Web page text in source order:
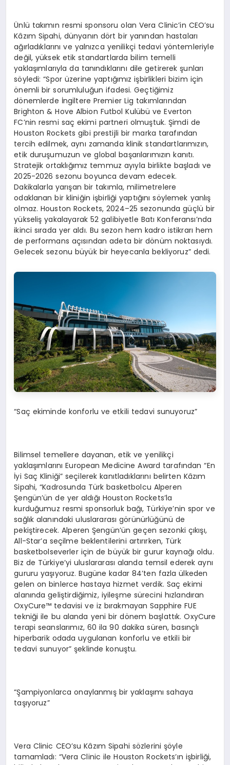
Ünlü takımın resmi sponsoru olan Vera Clinic’in CEO’su
Kâzım Sipahi, dünyanın dört bir yanından hastaları
ağırladıklarını ve yalnızca yenilikçi tedavi yöntemleriyle
değil, yüksek etik standartlarda bilim temelli
yaklaşımlarıyla da tanındıklarını dile getirerek şunları
söyledi: “Spor üzerine yaptığımız işbirlikleri bizim için
önemli bir sorumluluğun ifadesi. Geçtiğimiz
dönemlerde İngiltere Premier Lig takımlarından
Brighton & Hove Albion Futbol Kulübü ve Everton
FC’nin resmi saç ekimi partneri olmuştuk. Şimdi de
Houston Rockets gibi prestijli bir marka tarafından
tercih edilmek, aynı zamanda klinik standartlarımızın,
etik duruşumuzun ve global başarılarımızın kanıtı.
Stratejik ortaklığımız temmuz ayıyla birlikte başladı ve
2025-2026 sezonu boyunca devam edecek.
Dakikalarla yarışan bir takımla, milimetrelere
odaklanan bir kliniğin işbirliği yaptığını söylemek yanlış
olmaz. Houston Rockets, 2024–25 sezonunda güçlü bir
yükseliş yakalayarak 52 galibiyetle Batı Konferansı’nda
ikinci sırada yer aldı. Bu sezon hem kadro istikrarı hem
de performans açısından adeta bir dönüm noktasıydı.
Gelecek sezonu büyük bir heyecanla bekliyoruz” dedi.
“Saç ekiminde konforlu ve etkili tedavi sunuyoruz”
Bilimsel temellere dayanan, etik ve yenilikçi
yaklaşımlarını European Medicine Award tarafından “En
İyi Saç Kliniği” seçilerek kanıtladıklarını belirten Kâzım
Sipahi, “Kadrosunda Türk basketbolcu Alperen
Şengün’ün de yer aldığı Houston Rockets’la
kurduğumuz resmi sponsorluk bağı, Türkiye’nin spor ve
sağlık alanındaki uluslararası görünürlüğünü de
pekiştirecek. Alperen Şengün’ün geçen sezonki çıkışı,
All-Star’a seçilme beklentilerini artırırken, Türk
basketbolseverler için de büyük bir gurur kaynağı oldu.
Biz de Türkiye’yi uluslararası alanda temsil ederek aynı
gururu yaşıyoruz. Bugüne kadar 84’ten fazla ülkeden
gelen on binlerce hastaya hizmet verdik. Saç ekimi
alanında geliştirdiğimiz, iyileşme sürecini hızlandıran
OxyCure™ tedavisi ve iz bırakmayan Sapphire FUE
tekniği ile bu alanda yeni bir dönem başlattık. OxyCure
terapi seanslarımız, 60 ila 90 dakika süren, basınçlı
hiperbarik odada uygulanan konforlu ve etkili bir
tedavi sunuyor” şeklinde konuştu.
“Şampiyonlarca onaylanmış bir yaklaşımı sahaya
taşıyoruz”
Vera Clinic CEO’su Kâzım Sipahi sözlerini şöyle
tamamladı: “Vera Clinic ile Houston Rockets’ın işbirliği,